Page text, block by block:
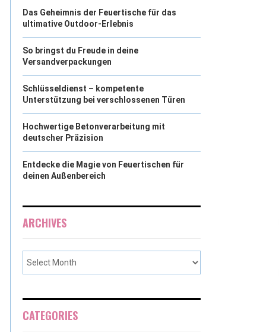
Das Geheimnis der Feuertische für das
ultimative Outdoor-Erlebnis
So bringst du Freude in deine
Versandverpackungen
Schlüsseldienst – kompetente
Unterstützung bei verschlossenen Türen
Hochwertige Betonverarbeitung mit
deutscher Präzision
Entdecke die Magie von Feuertischen für
deinen Außenbereich
ARCHIVES
CATEGORIES